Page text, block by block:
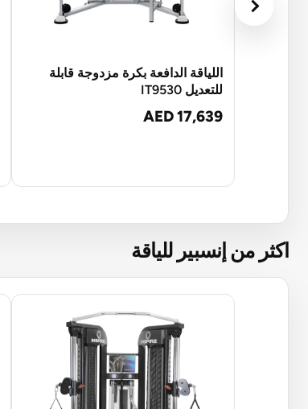
اللياقة الدافعة بكرة مزدوجة قابلة
للتعديل IT9530
AED 17,639
اكثر من إنسبير للياقة